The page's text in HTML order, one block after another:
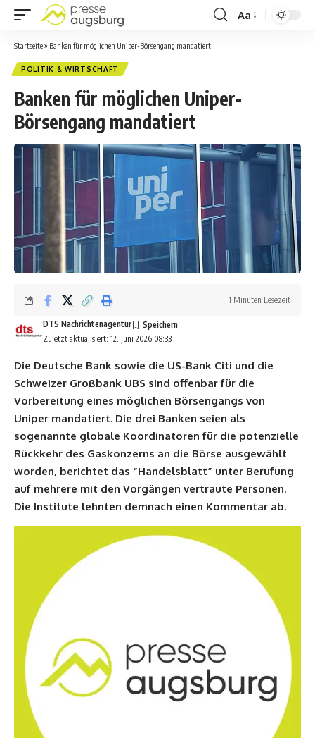
Aa
Startseite» Banken für möglichen Uniper-Börsengang mandatiert
POLITIK & WIRTSCHAFT
Banken für möglichen Uniper-
Börsengang mandatiert
Zuletzt aktualisiert: 12. Juni 2026 08:33
DTS Nachrichtenagentur
1 Minuten Lesezeit
Die Deutsche Bank sowie die US-Bank Citi und die
Schweizer Großbank UBS sind offenbar für die
Vorbereitung eines möglichen Börsengangs von
Uniper mandatiert. Die drei Banken seien als
sogenannte globale Koordinatoren für die potenzielle
Rückkehr des Gaskonzerns an die Börse ausgewählt
worden, berichtet das “Handelsblatt” unter Berufung
auf mehrere mit den Vorgängen vertraute Personen.
Die Institute lehnten demnach einen Kommentar ab.